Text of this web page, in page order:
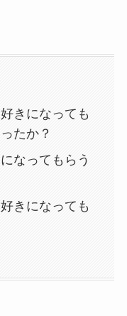
きになっても
たか？
なってもらう
きになっても